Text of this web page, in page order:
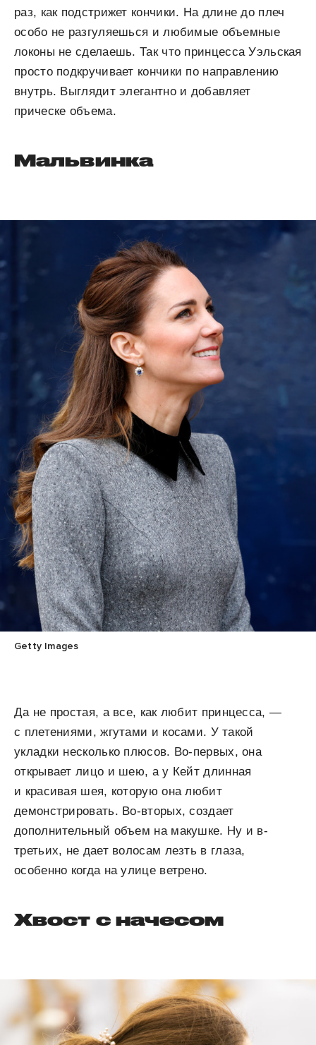
раз, как подстрижет кончики. На длине до плеч
особо не разгуляешься и любимые объемные
локоны не сделаешь. Так что принцесса Уэльская
просто подкручивает кончики по направлению
внутрь. Выглядит элегантно и добавляет
прическе объема.
Мальвинка
Getty Images
Да не простая, а все, как любит принцесса, —
с плетениями, жгутами и косами. У такой
укладки несколько плюсов. Во-первых, она
открывает лицо и шею, а у Кейт длинная
и красивая шея, которую она любит
демонстрировать. Во-вторых, создает
дополнительный объем на макушке. Ну и в-
третьих, не дает волосам лезть в глаза,
особенно когда на улице ветрено.
Хвост с начесом